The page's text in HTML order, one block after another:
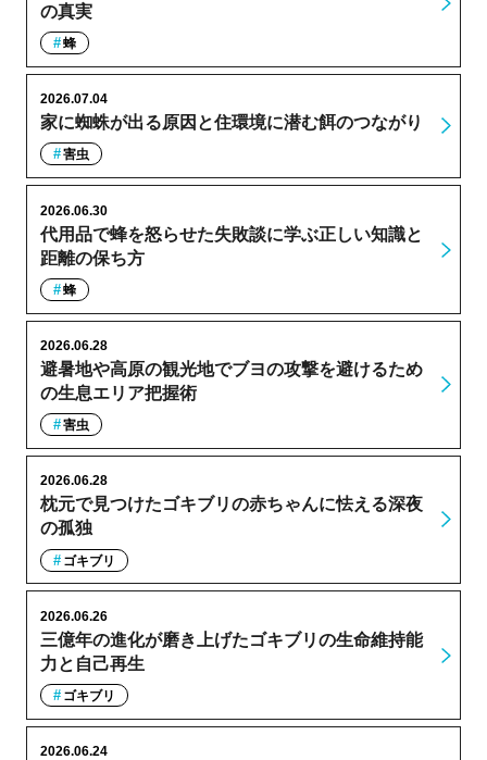
の真実
蜂
家に蜘蛛が出る原因と住環境に潜む餌のつながり
2026.07.04
害虫
代用品で蜂を怒らせた失敗談に学ぶ正しい知識と
距離の保ち方
2026.06.30
蜂
避暑地や高原の観光地でブヨの攻撃を避けるため
の生息エリア把握術
2026.06.28
害虫
枕元で見つけたゴキブリの赤ちゃんに怯える深夜
の孤独
2026.06.28
ゴキブリ
三億年の進化が磨き上げたゴキブリの生命維持能
力と自己再生
2026.06.26
ゴキブリ
2026.06.24